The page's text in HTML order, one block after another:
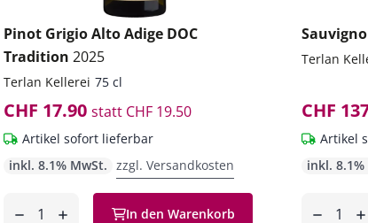
Pinot Grigio Alto Adige DOC
Tradition 2025
Terlan Kellerei 75 cl
CHF 17.90 statt CHF 19.50
Artikel sofort lieferbar
inkl. 8.1% MwSt. zzgl. Versandkosten
In den Warenkorb
Terlan
CHF
Artikel
inkl. 8.1%